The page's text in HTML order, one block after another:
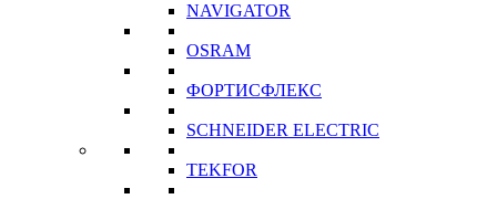
NAVIGATOR
OSRAM
ФОРТИСФЛЕКС
SCHNEIDER ELECTRIC
TEKFOR